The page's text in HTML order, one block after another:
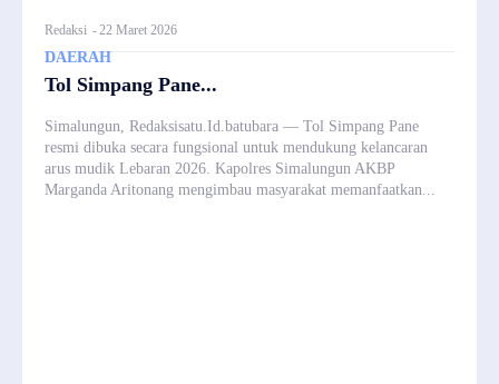
Redaksi -22 Maret 2026
DAERAH
Tol Simpang Pane...
Simalungun, Redaksisatu.Id.batubara — Tol Simpang Pane
resmi dibuka secara fungsional untuk mendukung kelancaran
arus mudik Lebaran 2026. Kapolres Simalungun AKBP
Marganda Aritonang mengimbau masyarakat memanfaatkan...